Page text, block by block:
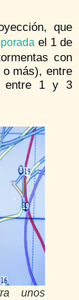
que
el 1 de
con
más), entre
entre 1 y 3
unos